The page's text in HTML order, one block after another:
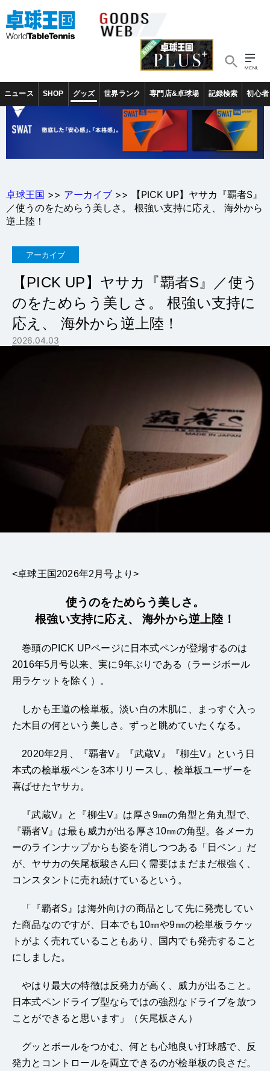
ニュース SHOP グッズ 世界ランク 専門店&卓球場 記録検索 初心者
卓球王国 >> アーカイブ >> 【PICK UP】ヤサカ『覇者S』
／使うのをためらう美しさ。 根強い支持に応え、 海外から
逆上陸！
アーカイブ
【PICK UP】ヤサカ『覇者S』／使う
のをためらう美しさ。 根強い支持に
応え、 海外から逆上陸！
2026.04.03
<卓球王国2026年2月号より>
使うのをためらう美しさ。
根強い支持に応え、 海外から逆上陸！
巻頭のPICK UPページに日本式ペンが登場するのは
2016年5月号以来、実に9年ぶりである（ラージボール
用ラケットを除く）。
しかも王道の桧単板。淡い白の木肌に、まっすぐ入っ
た木目の何という美しさ。ずっと眺めていたくなる。
2020年2月、『覇者V』『武蔵V』『柳生V』という日
本式の桧単板ペンを3本リリースし、桧単板ユーザーを
喜ばせたヤサカ。
『武蔵V』と『柳生V』は厚さ9㎜の角型と角丸型で、
『覇者V』は最も威力が出る厚さ10㎜の角型。各メーカ
ーのラインナップからも姿を消しつつある「日ペン」だ
が、ヤサカの矢尾板駿さん曰く需要はまだまだ根強く、
コンスタントに売れ続けているという。
「『覇者S』は海外向けの商品として先に発売してい
た商品なのですが、日本でも10㎜や9㎜の桧単板ラケッ
トがよく売れていることもあり、国内でも発売すること
にしました。
やはり最大の特徴は反発力が高く、威力が出ること。
日本式ペンドライブ型ならではの強烈なドライブを放つ
ことができると思います」（矢尾板さん）
グッとボールをつかむ、何とも心地良い打球感で、反
発力とコントロールを両立できるのが桧単板の良さだ。